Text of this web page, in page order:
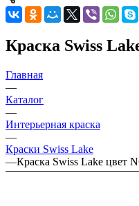
Краска Swiss
Главная
—
Каталог
—
Интерьерная краска
—
Краски Swiss Lake
—Краска Swiss Lake цвет